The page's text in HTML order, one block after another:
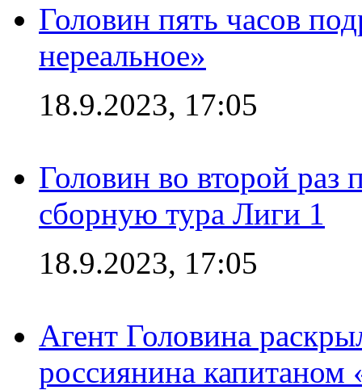
Головин пять часов
нереальное»
18.9.2023, 17:05
Головин во второй раз
сборную тура Лиги 1
18.9.2023, 17:05
Агент Головина
россиянина